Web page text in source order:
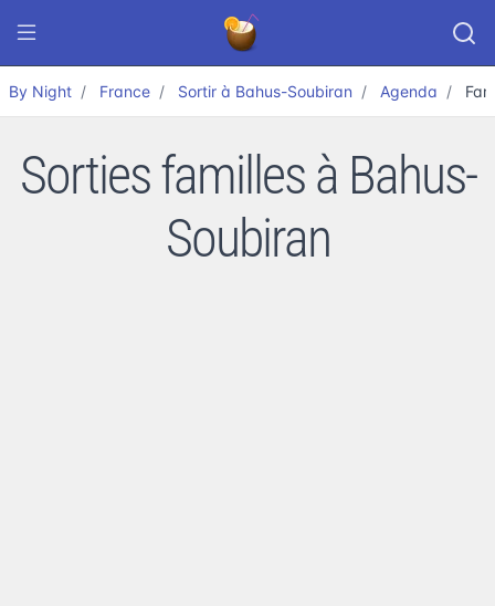
By Night France Sortir à Bahus-Soubiran Agenda
Sorties familles à Bahus-
Soubiran